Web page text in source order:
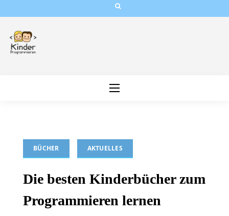
content
BÜCHER AKTUELLES
Die besten Kinderbücher zum
Programmieren lernen